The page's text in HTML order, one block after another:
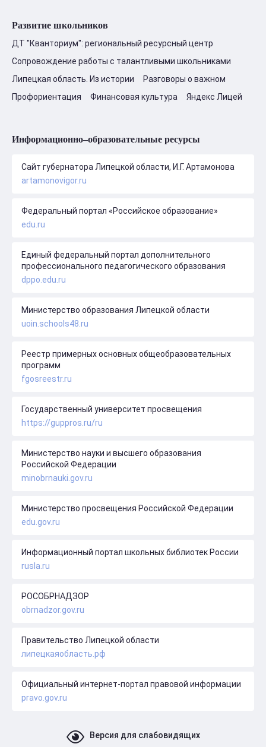
Развитие школьников
ДТ "Кванториум": региональный ресурсный центр
Сопровождение работы с талантливыми школьниками
Липецкая область. Из истории
Разговоры о важном
Профориентация
Финансовая культура Яндекс Лицей
Информационно–образовательные ресурсы
Сайт губернатора Липецкой области, И.Г. Артамонова
artamonovigor.ru
Федеральный портал «Российское образование»
edu.ru
Единый федеральный портал дополнительного
профессионального педагогического образования
dppo.edu.ru
Министерство образования Липецкой области
uoin.schools48.ru
Реестр примерных основных общеобразовательных
программ
fgosreestr.ru
Государственный университет просвещения
https://guppros.ru/ru
Министерство науки и высшего образования
Российской Федерации
minobrnauki.gov.ru
Министерство просвещения Российской Федерации
edu.gov.ru
Информационный портал школьных библиотек России
rusla.ru
РОСОБРНАДЗОР
obrnadzor.gov.ru
Правительство Липецкой области
липецкаяобласть.рф
Официальный интернет-портал правовой информации
pravo.gov.ru
Версия для слабовидящих